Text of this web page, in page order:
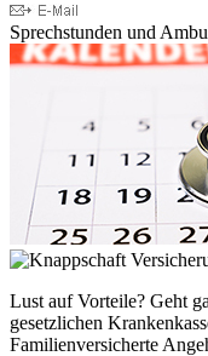
Sprechstunden und
Lust auf Vorteile? Geht
gesetzlichen
Familienversicherte